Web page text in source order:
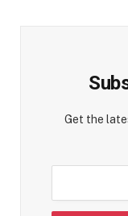
Get the